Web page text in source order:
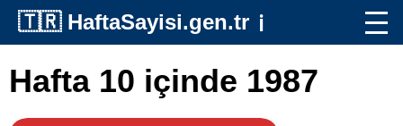
🇹🇷 HaftaSayisi.gen.tr ℹ️
Hafta 10 içinde 1987